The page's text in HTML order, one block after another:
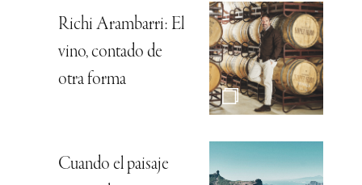
Richi Arambarri: El
vino, contado de
otra forma
Cuando el paisaje